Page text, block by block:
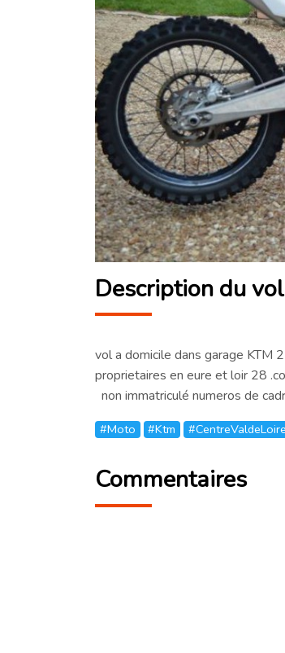
Description du vol
vol a domicile dans garage KTM
proprietaires en eure et loir 28
non immatriculé numeros de
#Moto #Ktm #CentreValdeLoire
Commentaires